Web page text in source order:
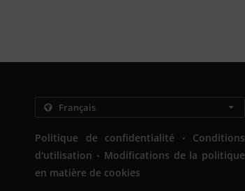
Politique de confidentialité .
Conditions
d'utilisation . Modifications de la politique
en matière de cookies